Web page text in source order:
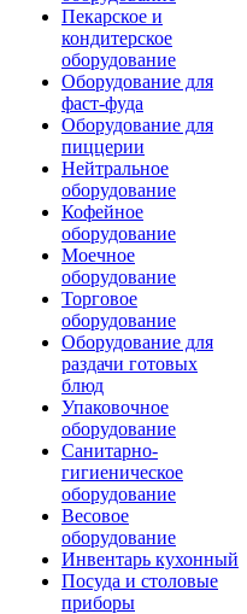
Пекарское и
кондитерское
оборудование
Оборудование для
фаст-фуда
Оборудование для
пиццерии
Нейтральное
оборудование
Кофейное
оборудование
Моечное
оборудование
Торговое
оборудование
Оборудование для
раздачи готовых
блюд
Упаковочное
оборудование
Санитарно-
гигиеническое
оборудование
Весовое
оборудование
Инвентарь кухонный
Посуда и столовые
приборы